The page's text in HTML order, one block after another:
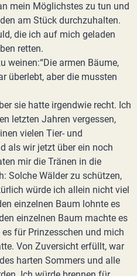
mein Möglichstes zu tun und
am Stück durchzuhalten.
die ich auf mich geladen
retten.
weinen:“Die armen Bäume,
überlebt, aber die mussten
sie hatte irgendwie recht. Ich
letzten Jahren vergessen,
vielen Tier- und
als wir jetzt über ein noch
mir die Tränen in die
Solche Wälder zu schützen,
würde ich allein nicht viel
einzelnen Baum lohnte es
einzelnen Baum machte es
für Prinzesschen und mich
Von Zuversicht erfüllt, war
harten Sommers und alle